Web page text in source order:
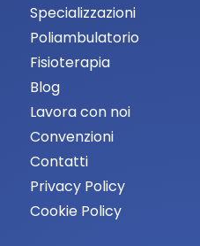
Specializzazioni
Poliambulatorio
Fisioterapia
Blog
Lavora con noi
Convenzioni
Contatti
Privacy Policy
Cookie Policy